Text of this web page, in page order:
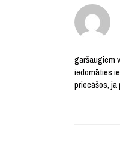
garšaugiem
iedomāties
priecāšos,